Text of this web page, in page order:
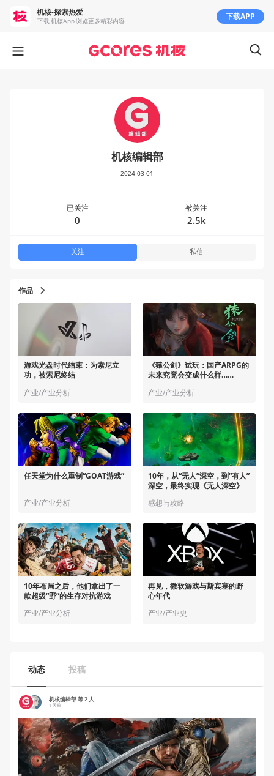
作品
游戏光盘时代结束：为索尼立
功，被索尼终结
产业/产业分析
《猿公剑》试玩：国产ARPG的
未来究竟会变成什么样……
产业/产业分析
任天堂为什么重制“GOAT游戏”
产业/产业分析
10年，从“无人”深空，到“有人”
深空，最终实现《无人深空》
感想与攻略
10年布局之后，他们拿出了一
款超级“野”的生存对抗游戏
产业/产业分析
再见，微软游戏与斯宾塞的野
心年代
产业/产业史
动态 投稿
机核编辑部 等 2 人
1 天前
机核编辑部
2024-03-01
已关注
0
被关注
2.5k
关注 私信
机核-探索热爱
下载 机核App 浏览更多精彩内容 下载APP